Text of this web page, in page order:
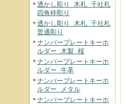
透かし彫り 木札 千社札
四角枠彫り
透かし彫り 木札 千社札
普通彫り
ナンバープレートキーホ
ルダー 木製 桜
ナンバープレートキーホ
ルダー 牛革
ナンバープレートキーホ
ルダー メタル
ナンバープレートキーホ